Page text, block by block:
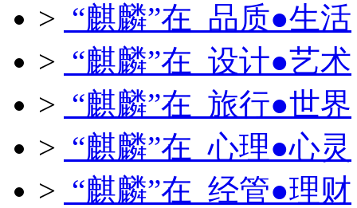
> “麒麟”在 品质●生活
> “麒麟”在 设计●艺术
> “麒麟”在 旅行●世界
> “麒麟”在 心理●心灵
> “麒麟”在 经管●理财